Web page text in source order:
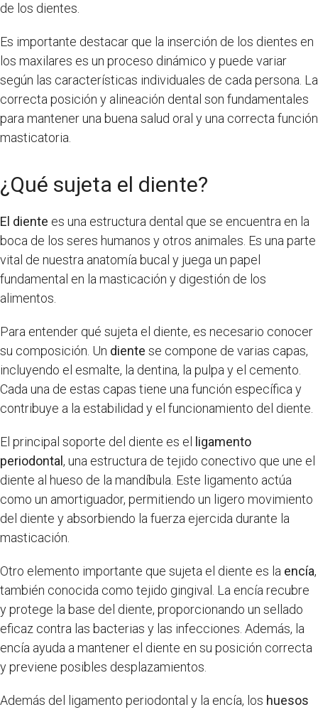
de los dientes.
Es importante destacar que la inserción de los dientes en
los maxilares es un proceso dinámico y puede variar
según las características individuales de cada persona. La
correcta posición y alineación dental son fundamentales
para mantener una buena salud oral y una correcta función
masticatoria.
¿Qué sujeta el diente?
El diente es una estructura dental que se encuentra en la
boca de los seres humanos y otros animales. Es una parte
vital de nuestra anatomía bucal y juega un papel
fundamental en la masticación y digestión de los
alimentos.
Para entender qué sujeta el diente, es necesario conocer
su composición. Un diente se compone de varias capas,
incluyendo el esmalte, la dentina, la pulpa y el cemento.
Cada una de estas capas tiene una función específica y
contribuye a la estabilidad y el funcionamiento del diente.
El principal soporte del diente es el
ligamento
periodontal , una estructura de tejido conectivo que une el
diente al hueso de la mandíbula. Este ligamento actúa
como un amortiguador, permitiendo un ligero movimiento
del diente y absorbiendo la fuerza ejercida durante la
masticación.
Otro elemento importante que sujeta el diente es la encía,
también conocida como tejido gingival. La encía recubre
y protege la base del diente, proporcionando un sellado
eficaz contra las bacterias y las infecciones. Además, la
encía ayuda a mantener el diente en su posición correcta
y previene posibles desplazamientos.
Además del ligamento periodontal y la encía, los huesos